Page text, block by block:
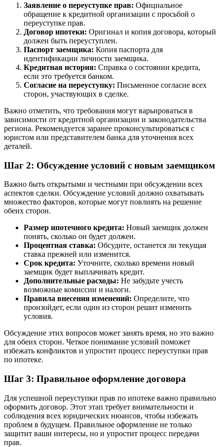
Заявление о переуступке прав: Официальное
обращение к кредитной организации с просьбой о
переуступке прав.
Договор ипотеки: Оригинал и копия договора, который
должен быть переуступлен.
Паспорт заемщика: Копия паспорта для
идентификации личности заемщика.
Кредитная история: Справка о состоянии кредита,
если это требуется банком.
Согласие на переуступку: Письменное согласие всех
сторон, участвующих в сделке.
Важно отметить, что требования могут варьироваться в
зависимости от кредитной организации и законодательства
региона. Рекомендуется заранее проконсультироваться с
юристом или представителем банка для уточнения всех
деталей.
Шаг 2: Обсуждение условий с новым заемщиком
Важно быть открытыми и честными при обсуждении всех
аспектов сделки. Обсуждение условий должно охватывать
множество факторов, которые могут повлиять на решение
обеих сторон.
Размер ипотечного кредита: Новый заемщик должен
понять, сколько он будет должен.
Процентная ставка: Обсудите, останется ли текущая
ставка прежней или изменится.
Срок кредита: Уточните, сколько времени новый
заемщик будет выплачивать кредит.
Дополнительные расходы: Не забудьте учесть
возможные комиссии и налоги.
Правила внесения изменений: Определите, что
произойдет, если один из сторон решит изменить
условия.
Обсуждение этих вопросов может занять время, но это важно
для обеих сторон. Четкое понимание условий поможет
избежать конфликтов и упростит процесс переуступки прав
по ипотеке.
Шаг 3: Правильное оформление договора
Для успешной переуступки прав по ипотеке важно правильно
оформить договор. Этот этап требует внимательности и
соблюдения всех юридических нюансов, чтобы избежать
проблем в будущем. Правильное оформление не только
защитит ваши интересы, но и упростит процесс передачи
прав.